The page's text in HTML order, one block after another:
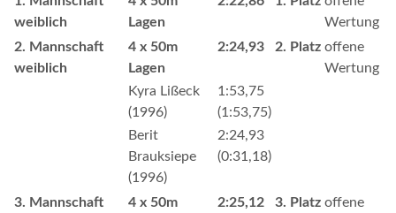
weiblich
Lagen
Wertung
2. Mannschaft
weiblich
4 x 50m
Lagen
2:24,93 2. Platz offene
Wertung
Kyra Lißeck
(1996)
1:53,75
(1:53,75)
Berit
Brauksiepe
(1996)
2:24,93
(0:31,18)
3. Mannschaft
4 x 50m
2:25,12 3. Platz offene